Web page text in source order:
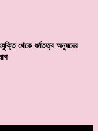
থেকে ধর্মতত্ব অনুষদের